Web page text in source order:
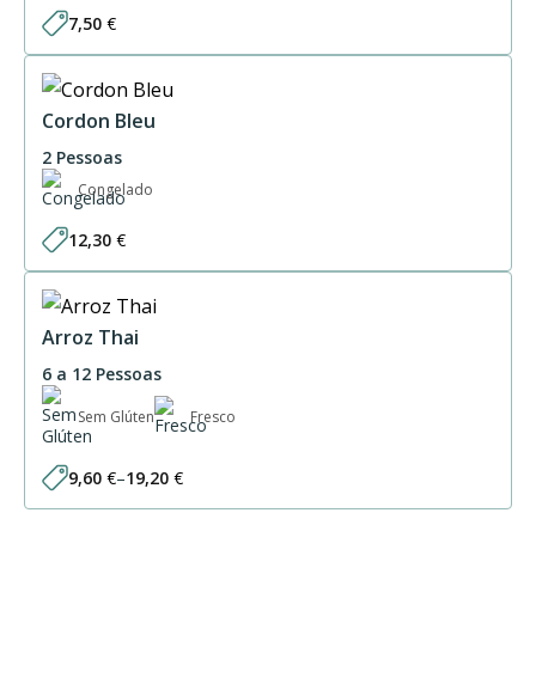
7,50 €
Cordon Bleu
2 Pessoas
Congelado
12,30 €
Arroz Thai
6 a 12 Pessoas
Sem Glúten Fresco
9,60 €–19,20 €
Price
range: